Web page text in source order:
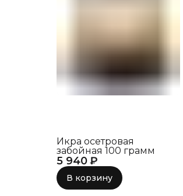
5 940 ₽
Икра осетровая
забойная 100 грамм
В корзину